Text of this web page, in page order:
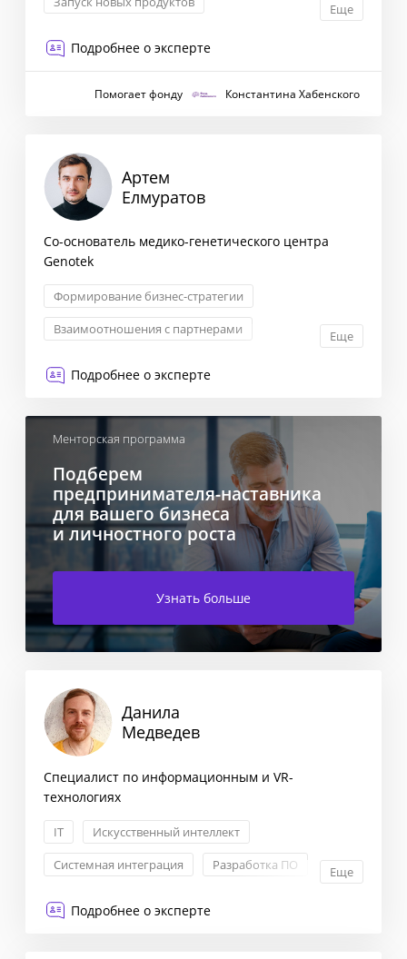
Еще
Подробнее о эксперте
Помогает фонду Константина Хабенского
Артем
Елмуратов
Со-основатель медико-генетического центра
Genotek
Формирование бизнес-стратегии
Взаимоотношения с партнерами
Еще
Подробнее о эксперте
Менторская программа
Подберем
предпринимателя-наставника
для вашего бизнеса
и личностного роста
Узнать больше
Данила
Медведев
Специалист по информационным и VR-
технологиях
IT
Искусственный интеллект
Системная интеграция
Разработка ПО Еще
Подробнее о эксперте